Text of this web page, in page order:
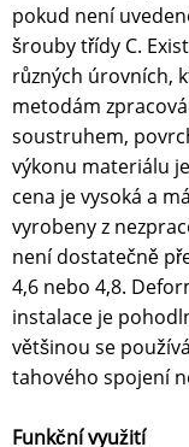
pokud není
šrouby třídy C.
různých úrovních,
metodám
soustruhem,
výkonu materiálu
cena je vysoká a
vyrobeny z
není dostatečně
4,6 nebo 4,8.
instalace je
většinou se
tahového spojení
Funkční využití